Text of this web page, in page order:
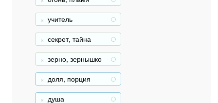
учитель +
секрет, тайна +
зерно, зернышко +
доля, порция +
душа +